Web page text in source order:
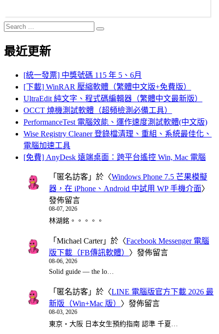
Search
for:
Search
最近更新
[統一發票] 中獎號碼 115 年 5、6月
[下載] WinRAR 壓縮軟體（繁體中文版+免費版）
UltraEdit 純文字、程式碼編輯器（繁體中文最新版）
OCCT 燒機測試軟體（超頻檢測必備工具）
PerformanceTest 電腦效能、運作速度測試軟體(中文版)
Wise Registry Cleaner 登錄檔清理、重組、系統最佳化、
電腦加速工具
[免費] AnyDesk 遠端桌面：跨平台遙控 Win, Mac 電腦
「 匿名訪客 」於〈Windows Phone 7.5 芒果模擬
器，在 iPhone、Android 中試用 WP 手機介面〉
發佈留言
08-07, 2026
林湖銘。。。。。
「 Michael Carter」於〈Facebook Messenger 電腦
版下載（FB傳訊軟體）
〉發佈留言
08-06, 2026
Solid guide — the lo…
「 匿名訪客 」於〈LINE 電腦版官方下載 2026 最
新版（Win+Mac 版） 〉發佈留言
08-03, 2026
東京・大阪 日本女生預約指南 認準 千夏…